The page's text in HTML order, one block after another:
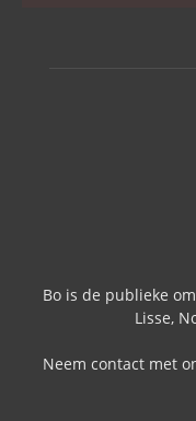
Bo is de publieke
Lisse,
Neem contact met